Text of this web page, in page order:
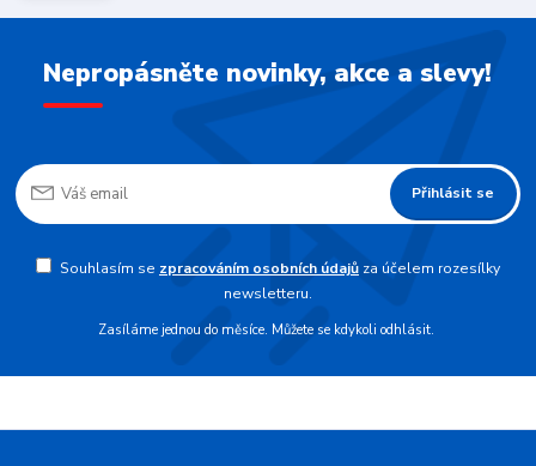
Nepropásněte novinky, akce a slevy!
Přihlásit se
Souhlasím se zpracováním osobních údajůza účelem rozesílky
newsletteru.
Zasíláme jednou do měsíce. Můžete se kdykoli odhlásit.